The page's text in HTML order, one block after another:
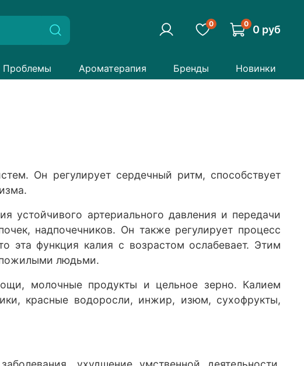
0 0 0 руб
Проблемы Ароматерапия Бренды Новинки
Он регулирует сердечный ритм, способствует
устойчивого артериального давления и передачи
надпочечников. Он также регулирует процесс
эта функция калия с возрастом ослабевает. Этим
пожилыми людьми.
молочные продукты и цельное зерно. Калием
красные водоросли, инжир, изюм, сухофрукты,